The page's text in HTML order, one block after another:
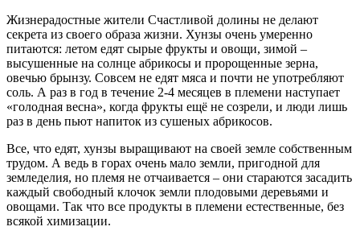
Жизнерадостные жители Счастливой долины не делают
секрета из своего образа жизни. Хунзы очень умеренно
питаются: летом едят сырые фрукты и овощи, зимой –
высушенные на солнце абрикосы и пророщенные зерна,
овечью брынзу. Совсем не едят мяса и почти не употребляют
соль. А раз в год в течение 2-4 месяцев в племени наступает
«голодная весна», когда фрукты ещё не созрели, и люди лишь
раз в день пьют напиток из сушеных абрикосов.
Все, что едят, хунзы выращивают на своей земле собственным
трудом. А ведь в горах очень мало земли, пригодной для
земледелия, но племя не отчаивается – они стараются засадить
каждый свободный клочок земли плодовыми деревьями и
овощами. Так что все продукты в племени естественные, без
всякой химизации.